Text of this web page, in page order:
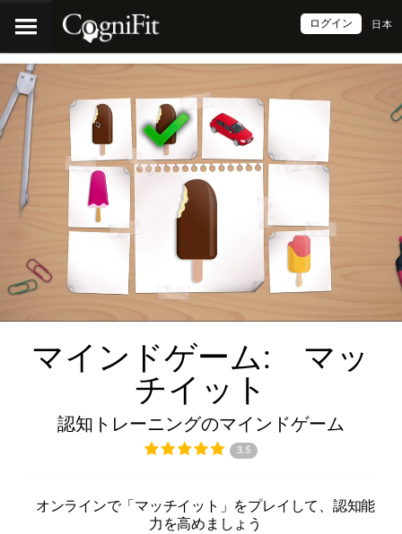
日本
ログイン
マインドゲーム: マッ
チイット
認知トレーニングのマインドゲーム
3.5
オンラインで「マッチイット」をプレイして、認知能
力を高めましょう